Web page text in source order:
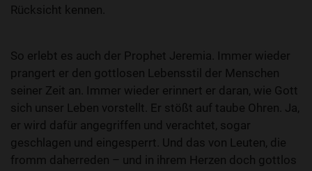
Rücksicht kennen.
So erlebt es auch der Prophet Jeremia. Immer wieder
prangert er den gottlosen Lebensstil der Menschen
seiner Zeit an. Immer wieder erinnert er daran, wie Gott
sich unser Leben vorstellt. Er stößt auf taube Ohren. Ja,
er wird dafür angegriffen und verachtet, sogar
geschlagen und eingesperrt. Und das von Leuten, die
fromm daherreden – und in ihrem Herzen doch gottlos